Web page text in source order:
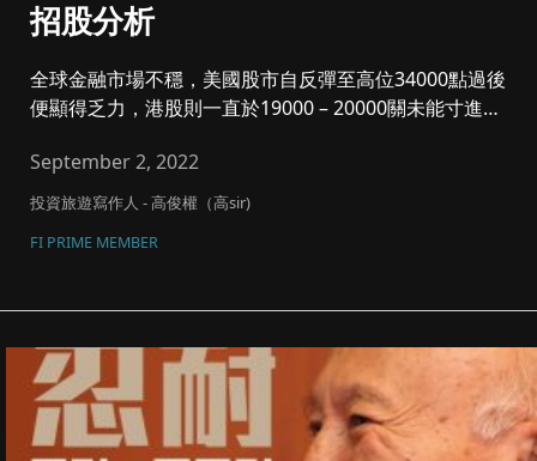
招股分析
全球金融市場不穩，美國股市自反彈至高位34000點過後
便顯得乏力，港股則一直於19000 – 20000關未能寸進，
September 2, 2022
投資旅遊寫作人 - 高俊權（高sir)
FI PRIME MEMBER